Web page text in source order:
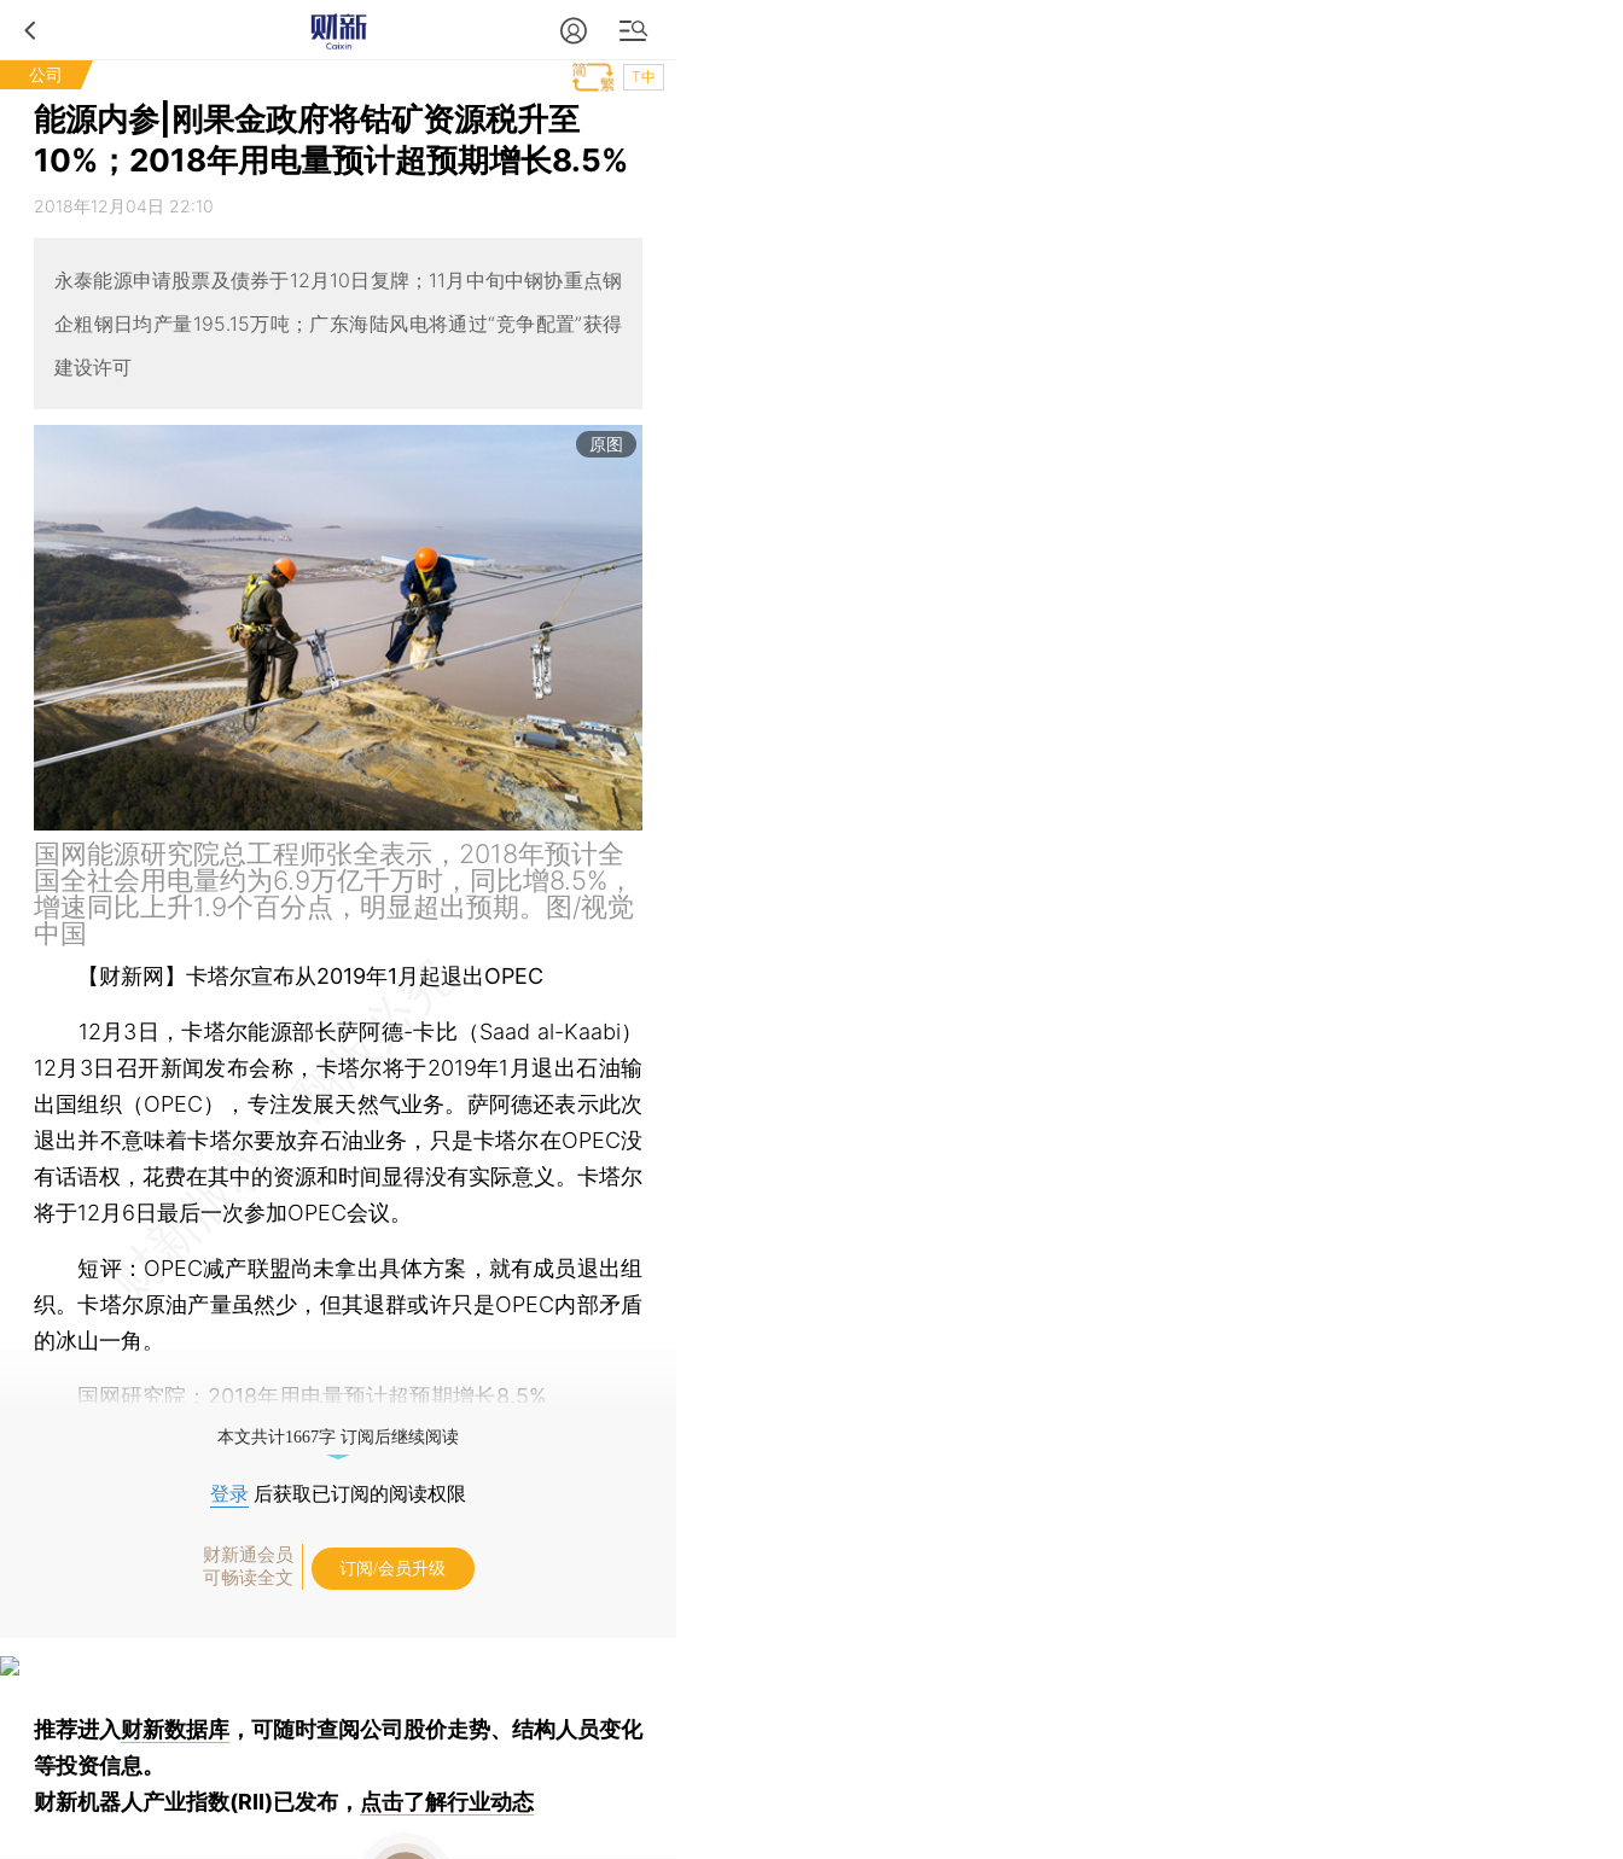
公司 T中
能源内参|刚果金政府将钴矿资源税升至
10%；2018年用电量预计超预期增长8.5%
2018年12月04日 22:10
永泰能源申请股票及债券于12月10日复牌；11月中旬中钢协重点钢
企粗钢日均产量195.15万吨；广东海陆风电将通过“竞争配置”获得
建设许可
原图
国网能源研究院总工程师张全表示，2018年预计全
国全社会用电量约为6.9万亿千万时，同比增8.5%，
增速同比上升1.9个百分点，明显超出预期。图/视觉
中国
【财新网】卡塔尔宣布从2019年1月起退出OPEC
12月3日，卡塔尔能源部长萨阿德-卡比（Saad al-Kaabi）
12月3日召开新闻发布会称，卡塔尔将于2019年1月退出石油输
出国组织（OPEC），专注发展天然气业务。萨阿德还表示此次
退出并不意味着卡塔尔要放弃石油业务，只是卡塔尔在OPEC没
有话语权，花费在其中的资源和时间显得没有实际意义。卡塔尔
将于12月6日最后一次参加OPEC会议。
短评：OPEC减产联盟尚未拿出具体方案，就有成员退出组
织。卡塔尔原油产量虽然少，但其退群或许只是OPEC内部矛盾
的冰山一角。
国网研究院：2018年用电量预计超预期增长8.5%
本文共计1667字 订阅后继续阅读
登录 后获取已订阅的阅读权限
财新通会员
可畅读全文
订阅/会员升级
推荐进入财新数据库 ，可随时查阅公司股价走势、结构人员变化
等投资信息。
财新机器人产业指数(RII)已发布， 点击了解行业动态